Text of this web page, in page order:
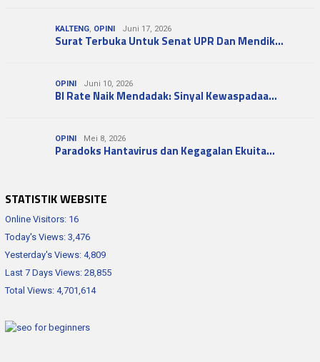
KALTENG, OPINI Juni 17, 2026
Surat Terbuka Untuk Senat UPR Dan Mendik…
OPINI Juni 10, 2026
BI Rate Naik Mendadak: Sinyal Kewaspadaa…
OPINI Mei 8, 2026
Paradoks Hantavirus dan Kegagalan Ekuita…
STATISTIK WEBSITE
Online Visitors: 16
Today's Views: 3,476
Yesterday's Views: 4,809
Last 7 Days Views: 28,855
Total Views: 4,701,614